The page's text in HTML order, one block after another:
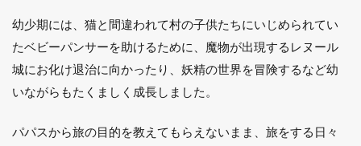
幼少期には、猫と間違われて村の子供たちにいじめられてい
たベビーパンサーを助けるために、魔物が出現するレヌール
城にお化け退治に向かったり、妖精の世界を冒険するなど幼
いながらもたくましく成長しました。
パパスから旅の目的を教えてもらえないまま、旅をする日々